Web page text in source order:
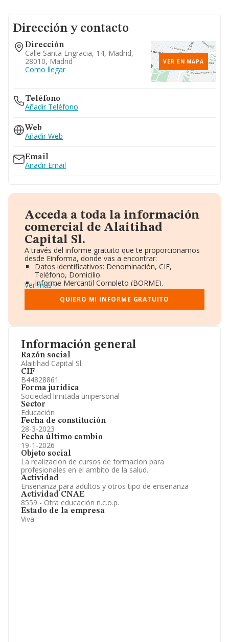
Información general
Razón social
Alaitihad Capital Sl.
CIF
B44828861
Forma jurídica
Sociedad limitada unipersonal
Sector
Educación
Fecha de constitución
28-3-2023
Fecha último cambio
19-1-2026
Objeto social
La realizacion de cursos de formacion para
profesionales en el ambito de la salud..
Actividad
Enseñanza para adultos y otros tipo de enseñanza
Actividad CNAE
8559 - Otra educación n.c.o.p.
Estado de la empresa
Viva
Dirección y contacto
Dirección
Calle Santa Engracia, 14, Madrid,
28010, Madrid
Como llegar
VER EN MAPA
Teléfono
Añadir Teléfono
Web
Añadir Web
Email
Añadir Email
Acceda a toda la información
comercial de Alaitihad
Capital Sl.
A través del informe gratuito que te proporcionamos
desde Einforma, donde vas a encontrar:
Datos identificativos: Denominación, CIF,
Teléfono, Domicilio.
Informe Mercantil Completo (BORME).
Gráficos de Evolución Ventas y Empleados.
Consejo de Administración y Administradores.
Directivos y Ejecutivos.
Información oficial y registral complementaria.
Ver más
QUIERO MI INFORME GRATUITO